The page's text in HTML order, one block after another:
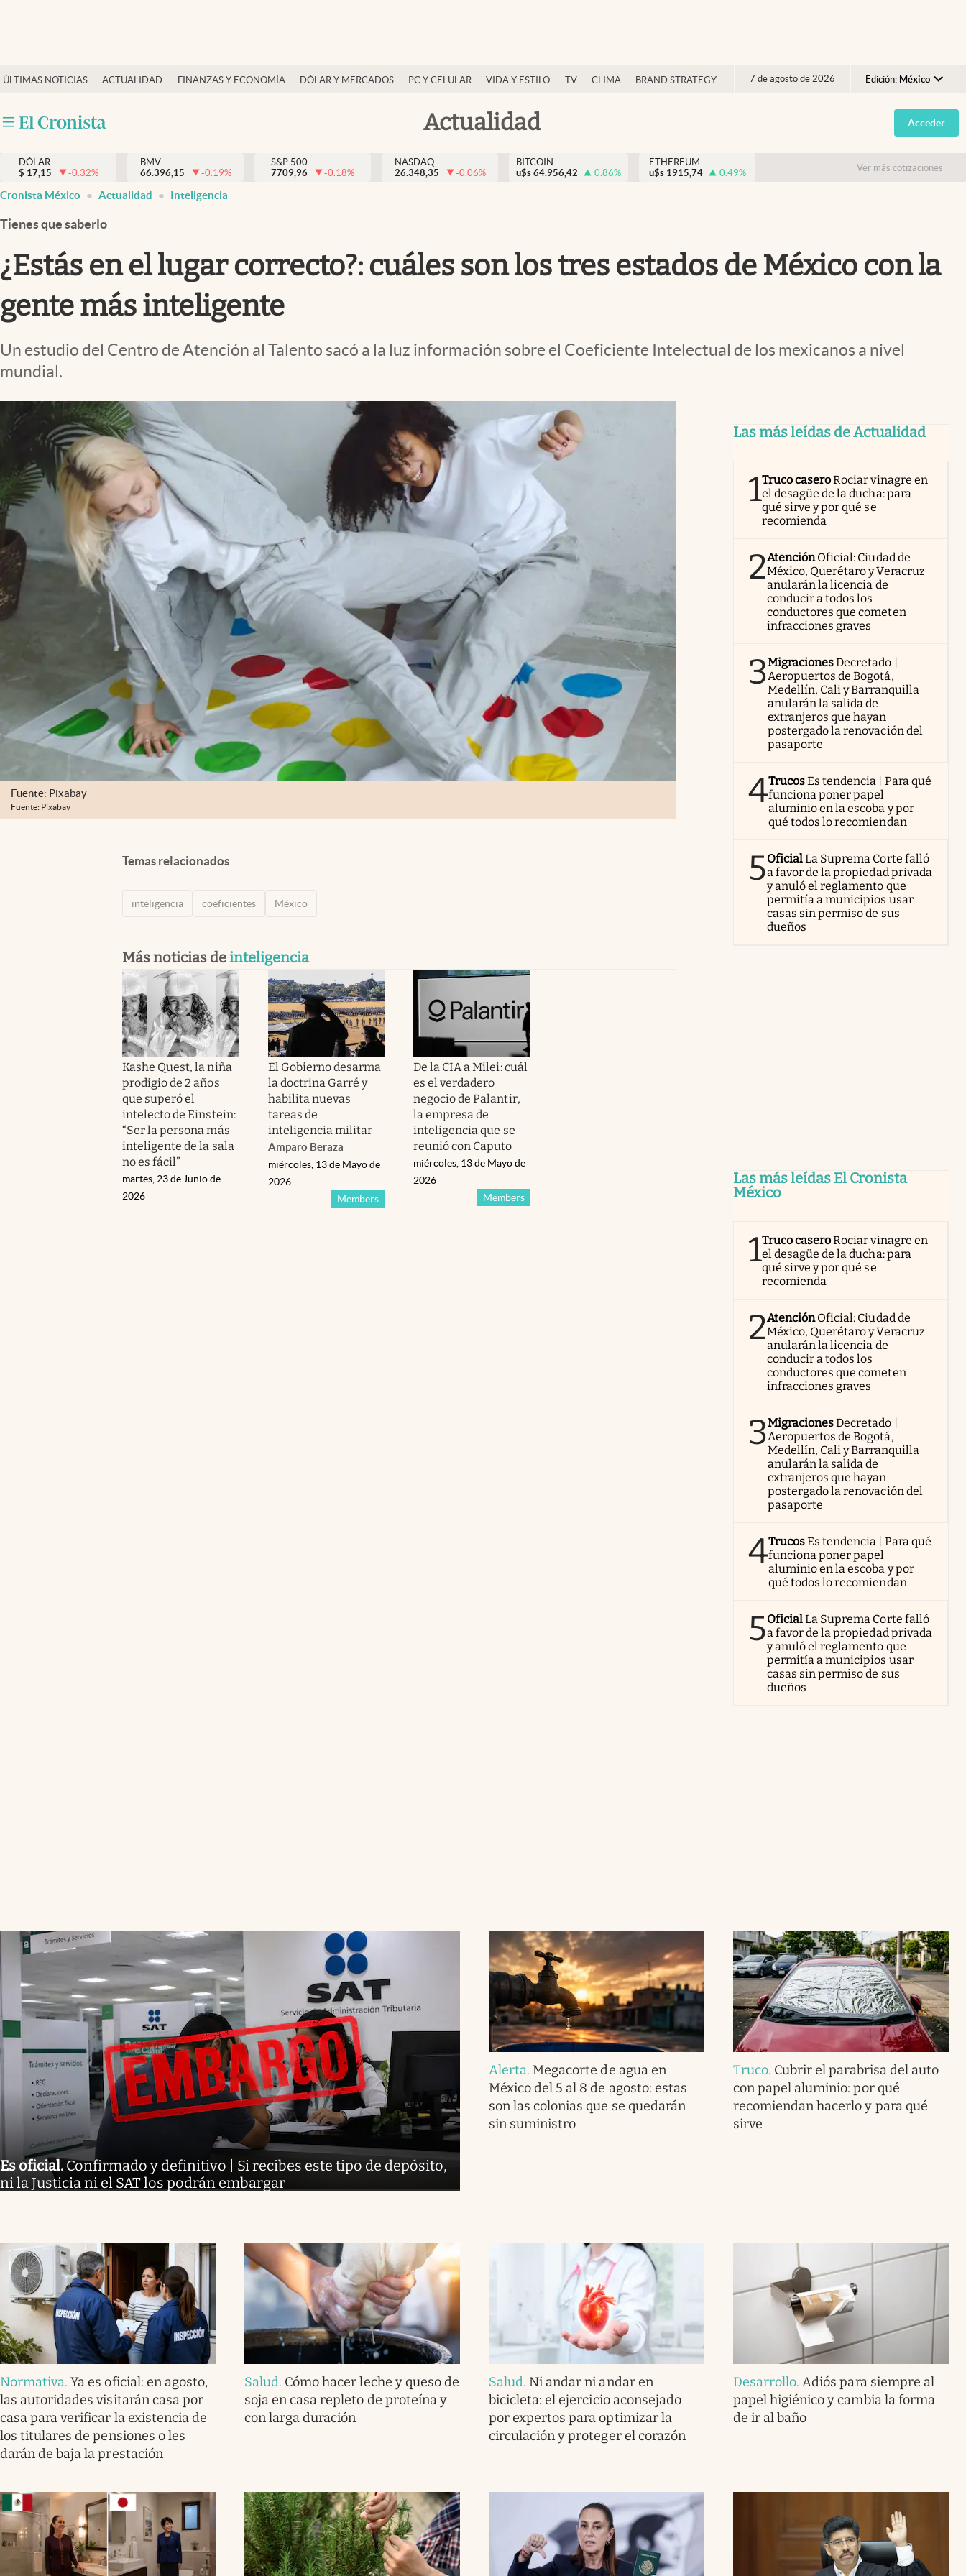
ÚLTIMAS NOTICIAS ACTUALIDAD FINANZAS Y ECONOMÍA DÓLAR Y MERCADOS PC Y CELULAR VIDA Y ESTILO TV CLIMA BRAND STRATEGY 7 de agosto de 2026 Edición: México
Argentina
España
USA
Actualidad
Actualidad
Internacionales
Opinión
Brand Strategy
Vida y estilo
Tv
Espiritualidad
abre en nueva pestaña
Acceder
DÓLAR
$ 17,15 -0.32%
BMV
66.396,15
-0.19%
S&P 500
7709,96
-0.18%
NASDAQ
26.348,35
-0.06%
BITCOIN
u$s 64.956,42 0.86%
ETHEREUM
u$s 1915,74 0.49% Ver más cotizaciones
Cronista México Actualidad Inteligencia
Tienes que saberlo
¿Estás en el lugar correcto?: cuáles son los tres estados de México con la
gente más inteligente
Un estudio del Centro de Atención al Talento sacó a la luz información sobre el Coeficiente Intelectual de los mexicanos a nivel
mundial.
Fuente: Pixabay
Fuente: Pixabay
Temas relacionados
inteligencia coeficientes México
Más noticias deinteligencia
Kashe Quest, la niña
prodigio de 2 años
que superó el
intelecto de Einstein:
“Ser la persona más
inteligente de la sala
no es fácil”
martes, 23 de Junio de
2026
El Gobierno desarma
la doctrina Garré y
habilita nuevas
tareas de
inteligencia militar
Amparo Beraza
Members
miércoles, 13 de Mayo de
2026
De la CIA a Milei: cuál
es el verdadero
negocio de Palantir,
la empresa de
inteligencia que se
reunió con Caputo
Members
miércoles, 13 de Mayo de
2026
Las más leídas de Actualidad
1Truco caseroRociar vinagre en
el desagüe de la ducha: para
qué sirve y por qué se
recomienda
2AtenciónOficial: Ciudad de
México, Querétaro y Veracruz
anularán la licencia de
conducir a todos los
conductores que cometen
infracciones graves
3MigracionesDecretado |
Aeropuertos de Bogotá,
Medellín, Cali y Barranquilla
anularán la salida de
extranjeros que hayan
postergado la renovación del
pasaporte
4TrucosEs tendencia | Para qué
funciona poner papel
aluminio en la escoba y por
qué todos lo recomiendan
5OficialLa Suprema Corte falló
a favor de la propiedad privada
y anuló el reglamento que
permitía a municipios usar
casas sin permiso de sus
dueños
Las más leídas El Cronista
México
1Truco caseroRociar vinagre en
el desagüe de la ducha: para
qué sirve y por qué se
recomienda
2AtenciónOficial: Ciudad de
México, Querétaro y Veracruz
anularán la licencia de
conducir a todos los
conductores que cometen
infracciones graves
3MigracionesDecretado |
Aeropuertos de Bogotá,
Medellín, Cali y Barranquilla
anularán la salida de
extranjeros que hayan
postergado la renovación del
pasaporte
4TrucosEs tendencia | Para qué
funciona poner papel
aluminio en la escoba y por
qué todos lo recomiendan
5OficialLa Suprema Corte falló
a favor de la propiedad privada
y anuló el reglamento que
permitía a municipios usar
casas sin permiso de sus
dueños
Es oficial. Confirmado y definitivo | Si recibes este tipo de depósito,
ni la Justicia ni el SAT los podrán embargar
Alerta. Megacorte de agua en
México del 5 al 8 de agosto: estas
son las colonias que se quedarán
sin suministro
Truco. Cubrir el parabrisa del auto
con papel aluminio: por qué
recomiendan hacerlo y para qué
sirve
Normativa.Ya es oficial: en agosto,
las autoridades visitarán casa por
casa para verificar la existencia de
los titulares de pensiones o les
darán de baja la prestación
Salud. Cómo hacer leche y queso de
soja en casa repleto de proteína y
con larga duración
Salud. Ni andar ni andar en
bicicleta: el ejercicio aconsejado
por expertos para optimizar la
circulación y proteger el corazón
Desarrollo.Adiós para siempre al
papel higiénico y cambia la forma
de ir al baño